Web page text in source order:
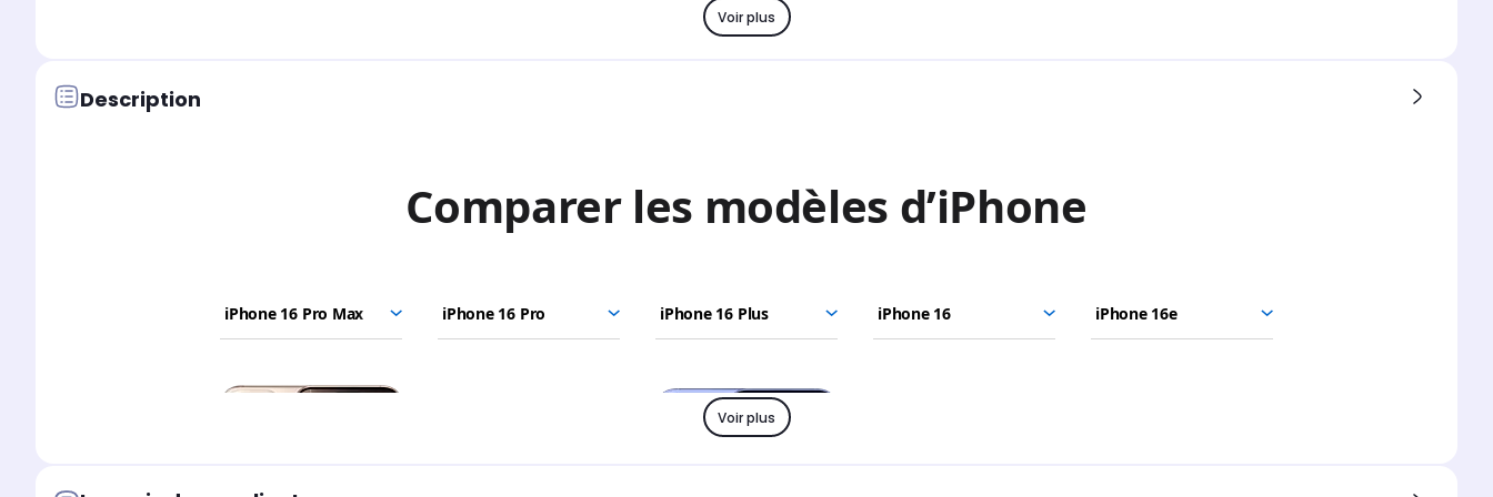
Voir plus
Description
Voir plus